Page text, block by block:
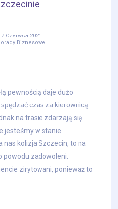
Czerwca 2021
Biznesowe
pewnością daje dużo
czas za kierownicą
na trasie zdarzają się
jesteśmy w stanie
nas kolizja Szczecin, to na
powodu zadowoleni.
zirytowani, ponieważ to